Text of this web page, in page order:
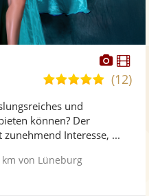
5,0
Sternen
(12)
und
können? Der
Interesse, ...
km von Lüneburg